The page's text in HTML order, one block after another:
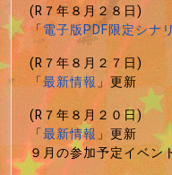
(R７年８月２８日)
「電子版PDF限定シナ
(R７年８月２７日)
「最新情報」更新
(R７年８月２０日)
「最新情報」更新
９月の参加予定イベン